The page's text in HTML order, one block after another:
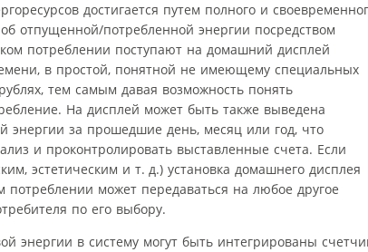
достигается путем полного и
отпущенной/потребленной энергии посредством
потреблении поступают на домашний дисплей
в простой, понятной не имеющему специальных
тем самым давая возможность понять
На дисплей может быть также выведена
энергии за прошедшие день, месяц или год, что
и проконтролировать выставленные счета. Если
эстетическим и т. д.) установка домашнего дисплея
может передаваться на любое другое
по его выбору.
энергии в систему могут быть интегрированы